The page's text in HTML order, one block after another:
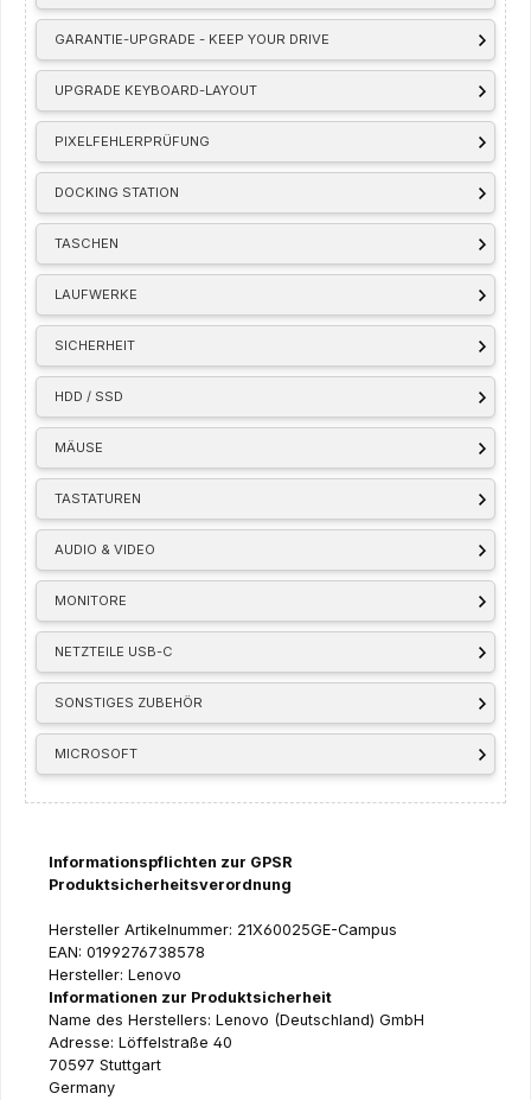
GARANTIE-UPGRADE - KEEP YOUR DRIVE
UPGRADE KEYBOARD-LAYOUT
PIXELFEHLERPRÜFUNG
DOCKING STATION
TASCHEN
LAUFWERKE
SICHERHEIT
HDD / SSD
MÄUSE
TASTATUREN
AUDIO & VIDEO
MONITORE
NETZTEILE USB-C
SONSTIGES ZUBEHÖR
MICROSOFT
Informationspflichten zur GPSR
Produktsicherheitsverordnung
Hersteller Artikelnummer: 21X60025GE-Campus
EAN: 0199276738578
Hersteller: Lenovo
Informationen zur Produktsicherheit
Name des Herstellers: Lenovo (Deutschland) GmbH
Adresse: Löffelstraße 40
70597 Stuttgart
Germany